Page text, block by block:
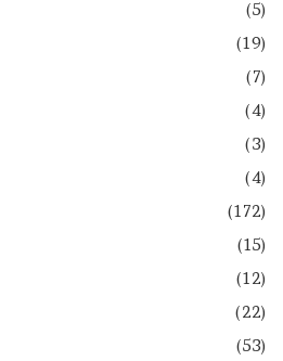
(5)
(19)
(7)
(4)
(3)
(4)
(172)
(15)
(12)
(22)
(53)